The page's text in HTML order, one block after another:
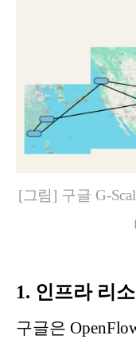
[그림] 구글 G-
1. 인프라 리
구글은